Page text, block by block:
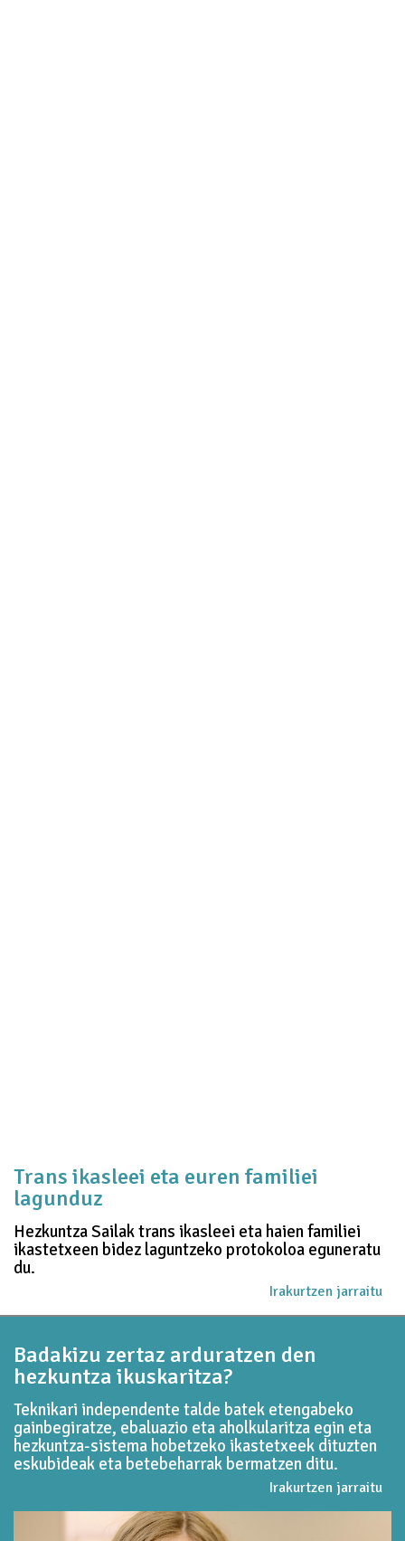
Trans ikasleei eta euren familiei
lagunduz
Hezkuntza Sailak trans ikasleei eta haien familiei
ikastetxeen bidez laguntzeko protokoloa eguneratu
du.
Irakurtzen jarraitu
Badakizu zertaz arduratzen den
hezkuntza ikuskaritza?
Teknikari independente talde batek etengabeko
gainbegiratze, ebaluazio eta aholkularitza egin eta
hezkuntza-sistema hobetzeko ikastetxeek dituzten
eskubideak eta betebeharrak bermatzen ditu.
Irakurtzen jarraitu